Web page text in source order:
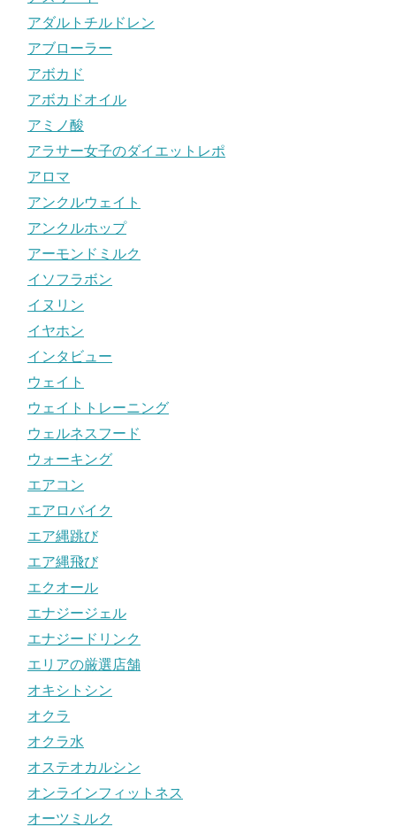
アダルトチルドレン
アブローラー
アボカド
アボカドオイル
アミノ酸
アラサー女子のダイエットレポ
アロマ
アンクルウェイト
アンクルホップ
アーモンドミルク
イソフラボン
イヌリン
イヤホン
インタビュー
ウェイト
ウェイトトレーニング
ウェルネスフード
ウォーキング
エアコン
エアロバイク
エア縄跳び
エア縄飛び
エクオール
エナジージェル
エナジードリンク
エリアの厳選店舗
オキシトシン
オクラ
オクラ水
オステオカルシン
オンラインフィットネス
オーツミルク